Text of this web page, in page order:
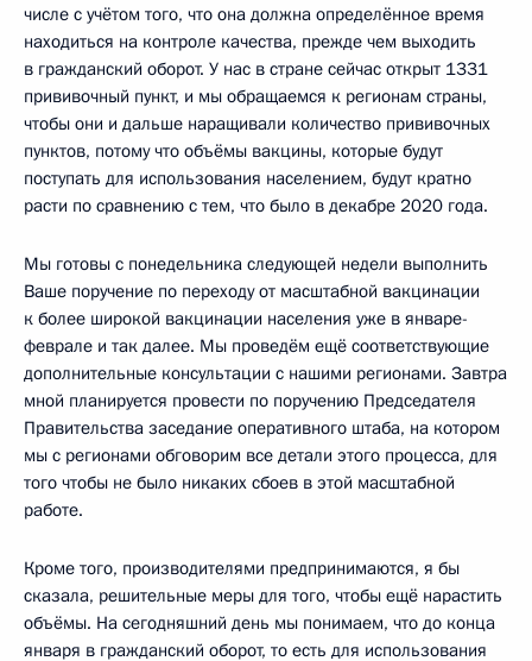
числе с учётом того, что она должна определённое время
находиться на контроле качества, прежде чем выходить
в гражданский оборот. У нас в стране сейчас открыт 1331
прививочный пункт, и мы обращаемся к регионам страны,
чтобы они и дальше наращивали количество прививочных
пунктов, потому что объёмы вакцины, которые будут
поступать для использования населением, будут кратно
расти по сравнению с тем, что было в декабре 2020 года.
Мы готовы с понедельника следующей недели выполнить
Ваше поручение по переходу от масштабной вакцинации
к более широкой вакцинации населения уже в январе-
феврале и так далее. Мы проведём ещё соответствующие
дополнительные консультации с нашими регионами. Завтра
мной планируется провести по поручению Председателя
Правительства заседание оперативного штаба, на котором
мы с регионами обговорим все детали этого процесса, для
того чтобы не было никаких сбоев в этой масштабной
работе.
Кроме того, производителями предпринимаются, я бы
сказала, решительные меры для того, чтобы ещё нарастить
объёмы. На сегодняшний день мы понимаем, что до конца
января в гражданский оборот, то есть для использования